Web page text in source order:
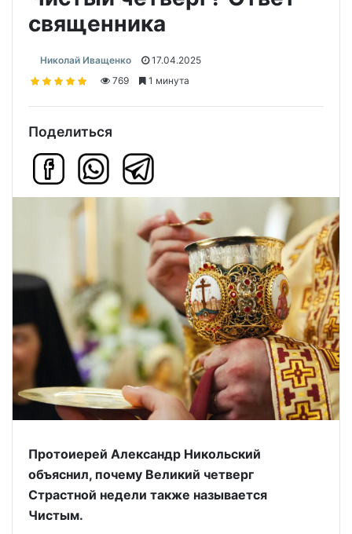
священника
Николай Иващенко
17.04.2025
769
1 минута
Поделиться
Протоиерей Александр Никольский
объяснил, почему Великий четверг
Страстной недели также называется
Чистым.